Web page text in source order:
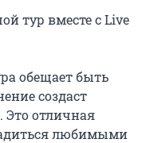
тур вместе с Live
обещает быть
создаст
Это отличная
любимыми